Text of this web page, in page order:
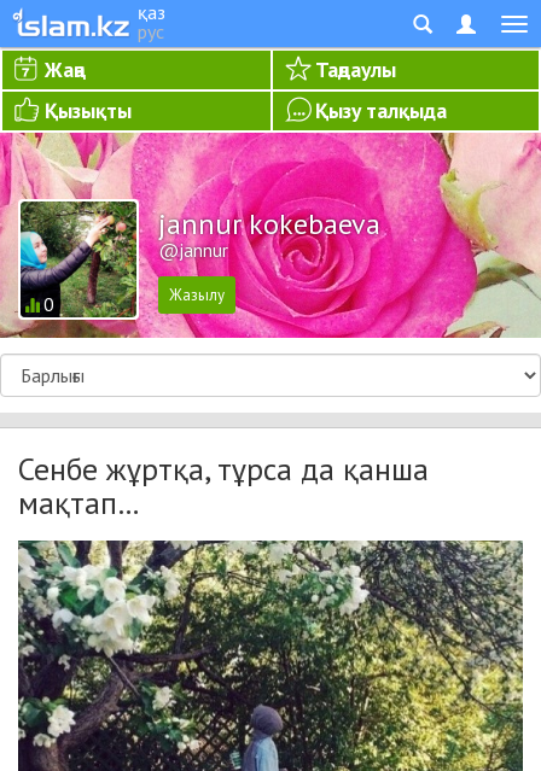
қаз
рус
Жаңа
Таңдаулы
Қызықты
Қызу талқыда
0
jannur kokebaeva
@jannur
Сенбе жұртқа, тұрса да қанша
мақтап…